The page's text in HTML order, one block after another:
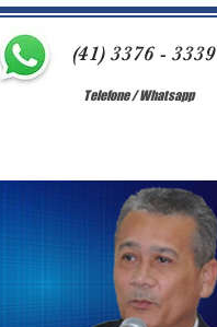
(41) 3376 - 3339
Telefone / Whatsapp